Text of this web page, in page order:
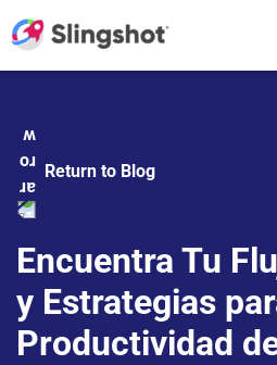
Return to Blog
Encuentra Tu
y Estrategias
Productividad